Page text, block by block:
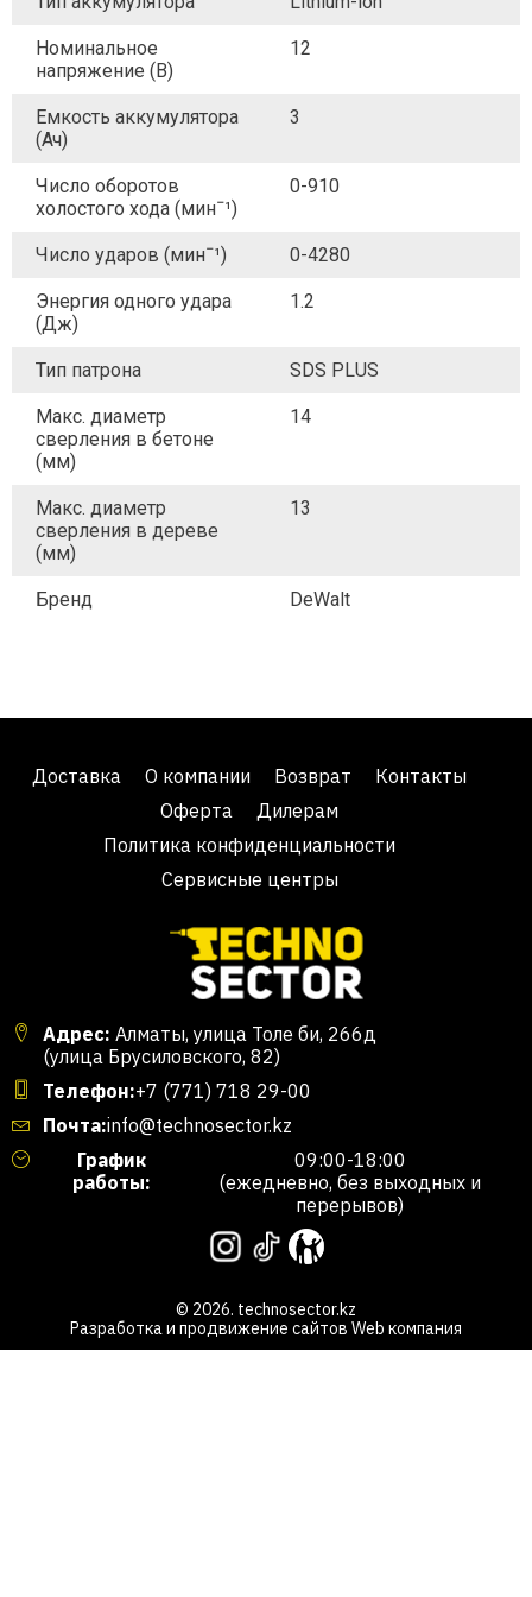
Номинальное
напряжение (В)
12
Емкость аккумулятора
(Ач)
3
Число оборотов
холостого хода (минˉ¹)
0-910
Число ударов (минˉ¹) 0-4280
Энергия одного удара
(Дж)
1.2
Тип патрона SDS PLUS
Макс. диаметр
сверления в бетоне
(мм)
14
Макс. диаметр
сверления в дереве
(мм)
13
Бренд DeWalt
Доставка О компании Возврат
Контакты
Оферта
Дилерам
Политика конфиденциальности
Сервисные центры
Адрес: Алматы, улица Толе би, 266д
(улица Брусиловского, 82)
Телефон:+7 (771) 718 29-00
Почта:info@technosector.kz
График
работы:
09:00-18:00
(ежедневно, без выходных и
перерывов)
© 2026. technosector.kz
Разработка и продвижение сайтов Web компания